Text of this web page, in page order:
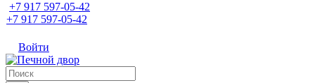
+7 917 597-05-42
+7 917 597-05-42
Войти